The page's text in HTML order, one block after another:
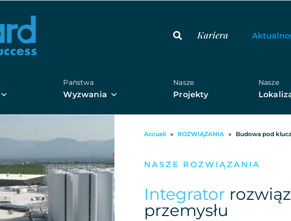
Kariera
Państwa
Wyzwania
Nasze
Projekty
Nasze
Accueil » ROZWIĄZANIA » Budowa pod
NASZE ROZWIĄZANIA
Integrator
przemysłu